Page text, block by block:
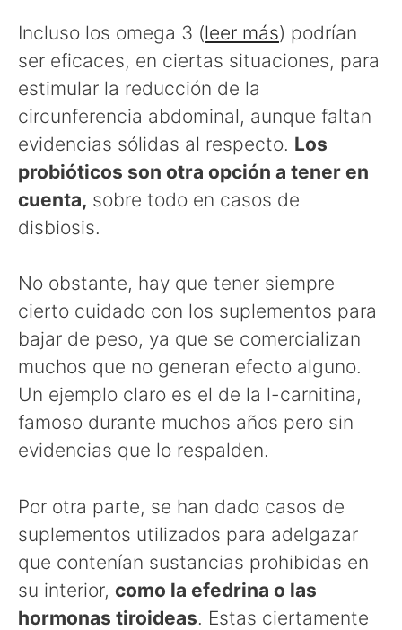
Incluso los omega 3 (leer más) podrían
ser eficaces, en ciertas situaciones, para
estimular la reducción de la
circunferencia abdominal, aunque faltan
evidencias sólidas al respecto. Los
probióticos son otra opción a tener en
cuenta, sobre todo en casos de
disbiosis.
No obstante, hay que tener siempre
cierto cuidado con los suplementos para
bajar de peso, ya que se comercializan
muchos que no generan efecto alguno.
Un ejemplo claro es el de la l-carnitina,
famoso durante muchos años pero sin
evidencias que lo respalden.
Por otra parte, se han dado casos de
suplementos utilizados para adelgazar
que contenían sustancias prohibidas en
su interior, como la efedrina o las
hormonas tiroideas. Estas ciertamente